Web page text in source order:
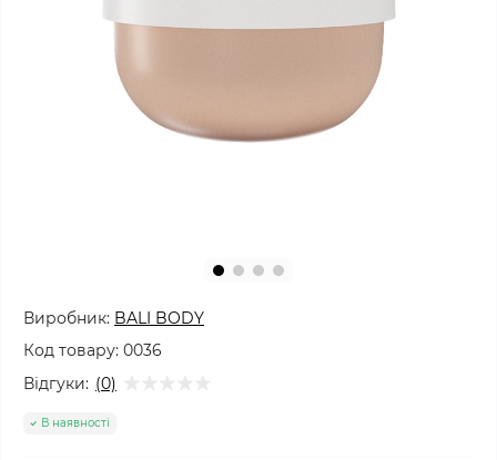
Виробник: BALI BODY
Код товару: 0036
Відгуки: (0)
В наявності